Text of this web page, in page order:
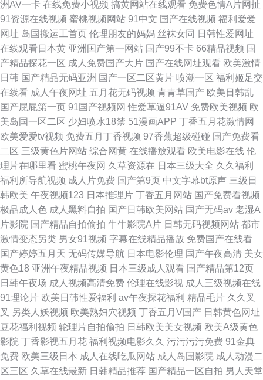
洲AV一卡 在线免费小视频 搞黄网站在线观看 免费色情A片网扯
91资源在线视频 蜜桃视频网站 91中文 国产在线视频 福利爱爱
网址 岛国搬运工首页 伦理朋友的妈妈 丝袜女同 日韩性爱网址
在线观看日本黄 亚洲国产第一网站 国产99不卡 66精品视频 国
产精品探花一区 成人免费国产大片 国产在线网址观看 欧美激情
日韩 国产精品无码亚洲 国产一区二区黄片 喷潮一区 福利姬足交
在线看 成人午夜网址 五月花无码视频 青青草国产 欧美日韩乱
国产屁屁第一页 91国产视频网 性爱草逼91AV 免费欧美视频 欧
美岛国一区二区 少妇喷水18禁 51漫画APP 丁香五月花激情网
欧美爱爱tv视频 免费五月丁香视频 97香蕉超级碰碰 国产免费看
二区 三级黄色片网站 综合网黄 在线播放观看 欧美电影在线 伦
理片在哪里看 蜜桃午夜网 久草资源在 日本三级大全 久久福利
福利所导航视频 成人片免费 国产第9页 中文字幕bt原声 三级日
韩欧美 午夜视频123 日本推理片 丁香五月网站 国产免费看视频
极品成人色 成人黑料自拍 国产日韩欧美网站 国产无码av 老湿A
片影院 国产精品自拍偷拍 牛牛影院A片 日韩无码视频网站 都市
激情变态另类 男女91视频 字幕在线精品播放 免费国产在线看
国产婷婷五月天 无码传媒导航 日本电影伦理 国产午夜高清 美女
黄色18 亚洲午夜精品视频 日本三级成人观看 国产精品第12页
日韩午夜场 成人视频高清免费 伦理在线影视 成人三级视频在线
91理论片 欧美日韩性爱福利 av午夜探花福利 精品毛片 久久叉
叉 另类人妖视频 欧美熟妇穴视频 丁香五月V国产 日韩黄色网址
豆花福利视频 轮理片自拍偷拍 日韩欧美美女视频 欧美A级黄色
影院 丁香影视五月花 福利视频电影久久 污污污污免费 91金典
免费 欧美三级日本 成人在线吃瓜网站 成人岛国影院 成人动漫二
区三区 久草在线最新 日韩精品推荐 国产精品一区自拍 男人天堂